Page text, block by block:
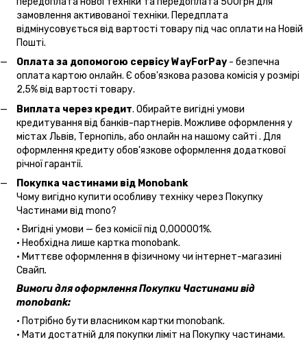
замовлення активованої техніки. Передплата
відмінусовується від вартості товару під час оплати на Новій
Пошті.
Оплата за допомогою сервісу WayForPay - безпечна
оплата картою онлайн. Є обов'язкова разова комісія у розмірі
2,5% від вартості товару.
Виплата через кредит. Обирайте вигідні умови
кредитування від банків-партнерів. Можливе оформлення у
містах Львів, Тернопіль, або онлайн на нашому сайті . Для
оформлення кредиту обов'язкове оформлення додаткової
річної гарантії.
Покупка частинами від Monobank
Чому вигідно купити особливу техніку через Покупку
Частинами від mono?
• Вигідні умови — без комісії під 0,000001%.
• Необхідна лише картка monobank.
• Миттєве оформлення в фізичному чи інтернет-магазині
Cвайп.
Вимоги для оформлення Покупки Частинами від
monobank:
• Потрібно бути власником картки monobank.
• Мати достатній для покупки ліміт на Покупку частинами.